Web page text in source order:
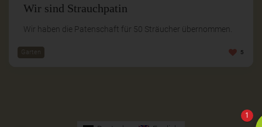
Wir sind Strauchpatin
Wir haben die Patenschaft für 50 Sträucher übernommen.
Garten 5
1